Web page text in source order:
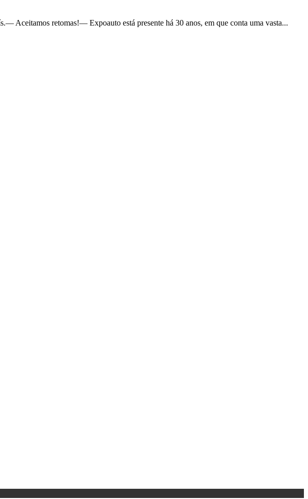
Aceitamos retomas!— Expoauto está presente há 30 anos, em que conta uma vasta...